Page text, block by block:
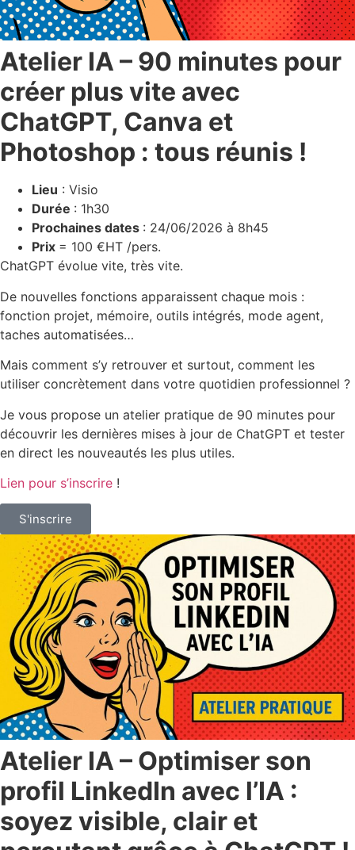
Atelier IA – 90 minutes pour
créer plus vite avec
ChatGPT, Canva et
Photoshop : tous réunis !
Lieu : Visio
Durée : 1h30
Prochaines dates : 24/06/2026 à 8h45
Prix = 100 €HT /pers.
ChatGPT évolue vite, très vite.
De nouvelles fonctions apparaissent chaque mois :
fonction projet, mémoire, outils intégrés, mode agent,
taches automatisées…
Mais comment s’y retrouver et surtout, comment les
utiliser concrètement dans votre quotidien professionnel ?
Je vous propose un atelier pratique de 90 minutes pour
découvrir les dernières mises à jour de ChatGPT et tester
en direct les nouveautés les plus utiles.
Lien pour s’inscrire !
S'inscrire
Atelier IA – Optimiser son
profil LinkedIn avec l’IA :
soyez visible, clair et